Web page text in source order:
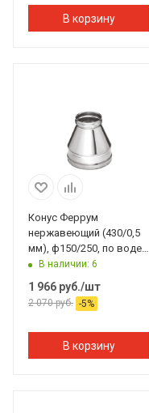
В корзину
Конус Феррум
нержавеющий (430/0,5
мм), ф150/250, по воде
#
В наличии: 6
1 966 руб./шт
2 070руб. -5%
В корзину